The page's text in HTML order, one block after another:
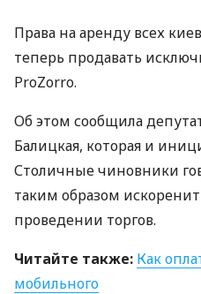
Права на аренду всех
теперь продавать
ProZorro.
Об этом сообщила
Балицкая, которая и
Столичные чиновники
таким образом
проведении торгов.
Читайте также: Как
мобильного